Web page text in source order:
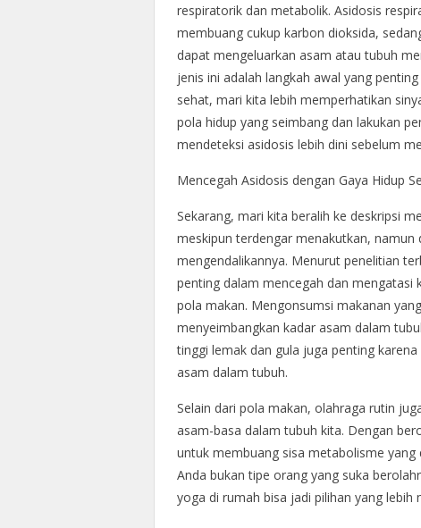
respiratorik dan metabolik. Asidosis
membuang cukup karbon dioksida,
dapat mengeluarkan asam atau tubuh
jenis ini adalah langkah awal yang
sehat, mari kita lebih memperhatikan
pola hidup yang seimbang dan lakukan
mendeteksi asidosis lebih dini sebelum
Mencegah Asidosis dengan Gaya Hidup
Sekarang, mari kita beralih ke deskripsi
meskipun terdengar menakutkan,
mengendalikannya. Menurut penelitian
penting dalam mencegah dan mengatasi
pola makan. Mengonsumsi makanan
menyeimbangkan kadar asam dalam
tinggi lemak dan gula juga penting
asam dalam tubuh.
Selain dari pola makan, olahraga rutin
asam-basa dalam tubuh kita. Dengan
untuk membuang sisa metabolisme yang
Anda bukan tipe orang yang suka
yoga di rumah bisa jadi pilihan yang lebih